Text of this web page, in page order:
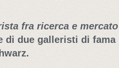
fra ricerca e
di due galleristi di fama